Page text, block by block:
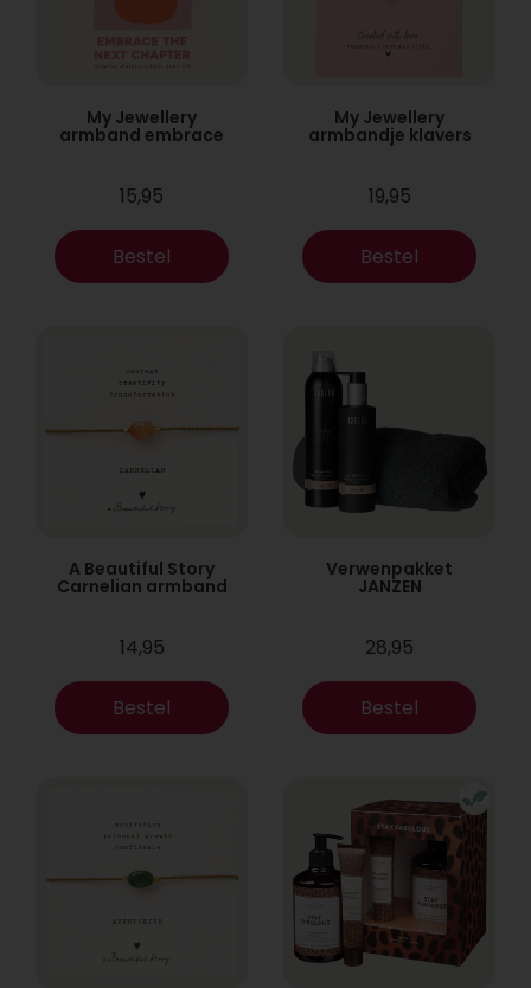
My Jewellery
armband embrace
15,95
Bestel
My Jewellery
armbandje klavers
19,95
Bestel
A Beautiful Story
Carnelian armband
14,95
Bestel
Verwenpakket
JANZEN
28,95
Bestel